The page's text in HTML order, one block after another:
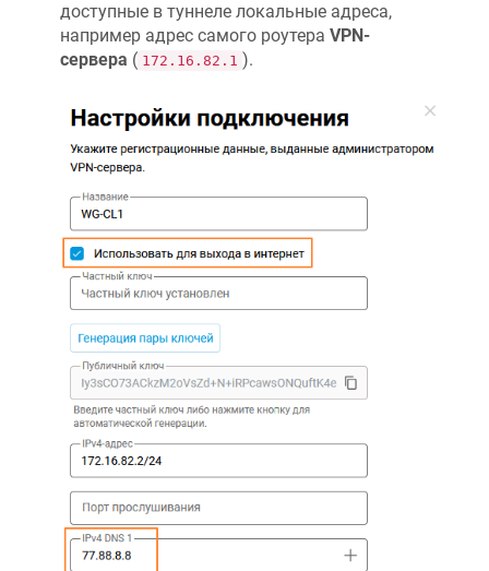
доступные в туннеле локальные адреса,
например адрес самого роутера VPN-
сервера ( 172.16.82.1 ).